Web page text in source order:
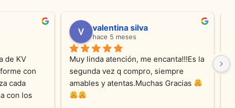
de KV
con
cada
con los
valentina silva
hace 5 meses
Muy linda atención, me encanta!!!Es la
segunda vez q compro, siempre
amables y atentas.Muchas Gracias